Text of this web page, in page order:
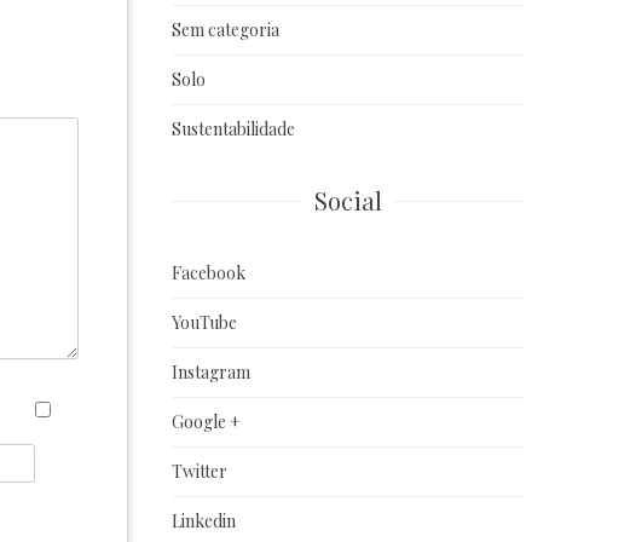
Sem categoria
Solo
Sustentabilidade
Social
Facebook
YouTube
Instagram
Google +
Twitter
Linkedin